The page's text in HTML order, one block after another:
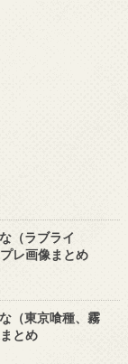
（ラブライ
レ画像まとめ
（東京喰種、霧
とめ